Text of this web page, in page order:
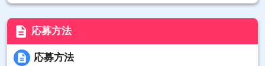
description 応募方法
description 応募方法